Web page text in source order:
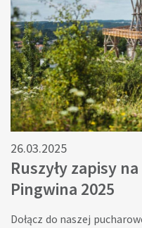
26.03.2025
Ruszyły zapisy
Pingwina 2025
Dołącz do naszej